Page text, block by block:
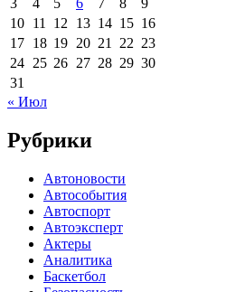
10 11 12 13 14 15 16
17 18 19 20 21 22 23
24 25 26 27 28 29 30
31
« Июл
Рубрики
Автоновости
Автособытия
Автоспорт
Автоэксперт
Актеры
Аналитика
Баскетбол